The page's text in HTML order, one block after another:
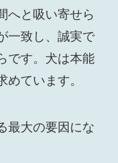
へと吸い寄せら
一致し、誠実で
です。犬は本能
ています。
最大の要因にな